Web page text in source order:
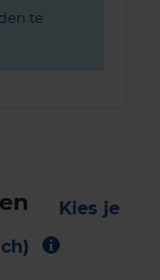
te
Kies je